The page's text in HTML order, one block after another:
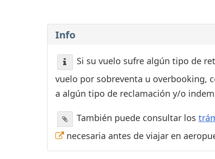
Info
Si su vuelo sufre algún tipo de
vuelo por sobreventa u overbooking,
a algún tipo de reclamación y/o
También puede consultar los
necesaria antes de viajar en